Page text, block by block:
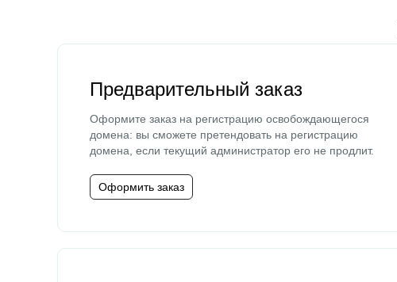
Предварительный заказ
Оформите заказ на регистрацию освобождающегося
домена: вы сможете претендовать на регистрацию
домена, если текущий администратор его не продлит.
Оформить заказ